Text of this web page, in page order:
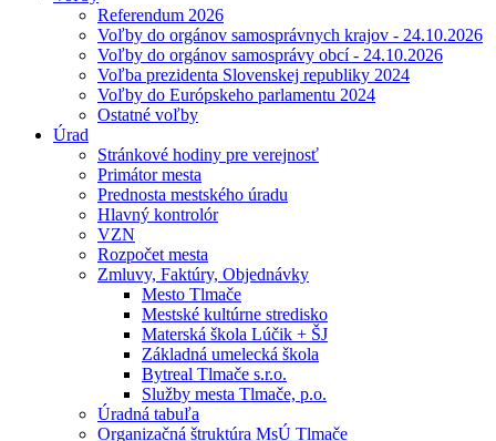
Referendum 2026
Voľby do orgánov samosprávnych krajov - 24.10.2026
Voľby do orgánov samosprávy obcí - 24.10.2026
Voľba prezidenta Slovenskej republiky 2024
Voľby do Európskeho parlamentu 2024
Ostatné voľby
Úrad
Stránkové hodiny pre verejnosť
Primátor mesta
Prednosta mestského úradu
Hlavný kontrolór
VZN
Rozpočet mesta
Zmluvy, Faktúry, Objednávky
Mesto Tlmače
Mestské kultúrne stredisko
Materská škola Lúčik + ŠJ
Základná umelecká škola
Bytreal Tlmače s.r.o.
Služby mesta Tlmače, p.o.
Úradná tabuľa
Organizačná štruktúra MsÚ Tlmače